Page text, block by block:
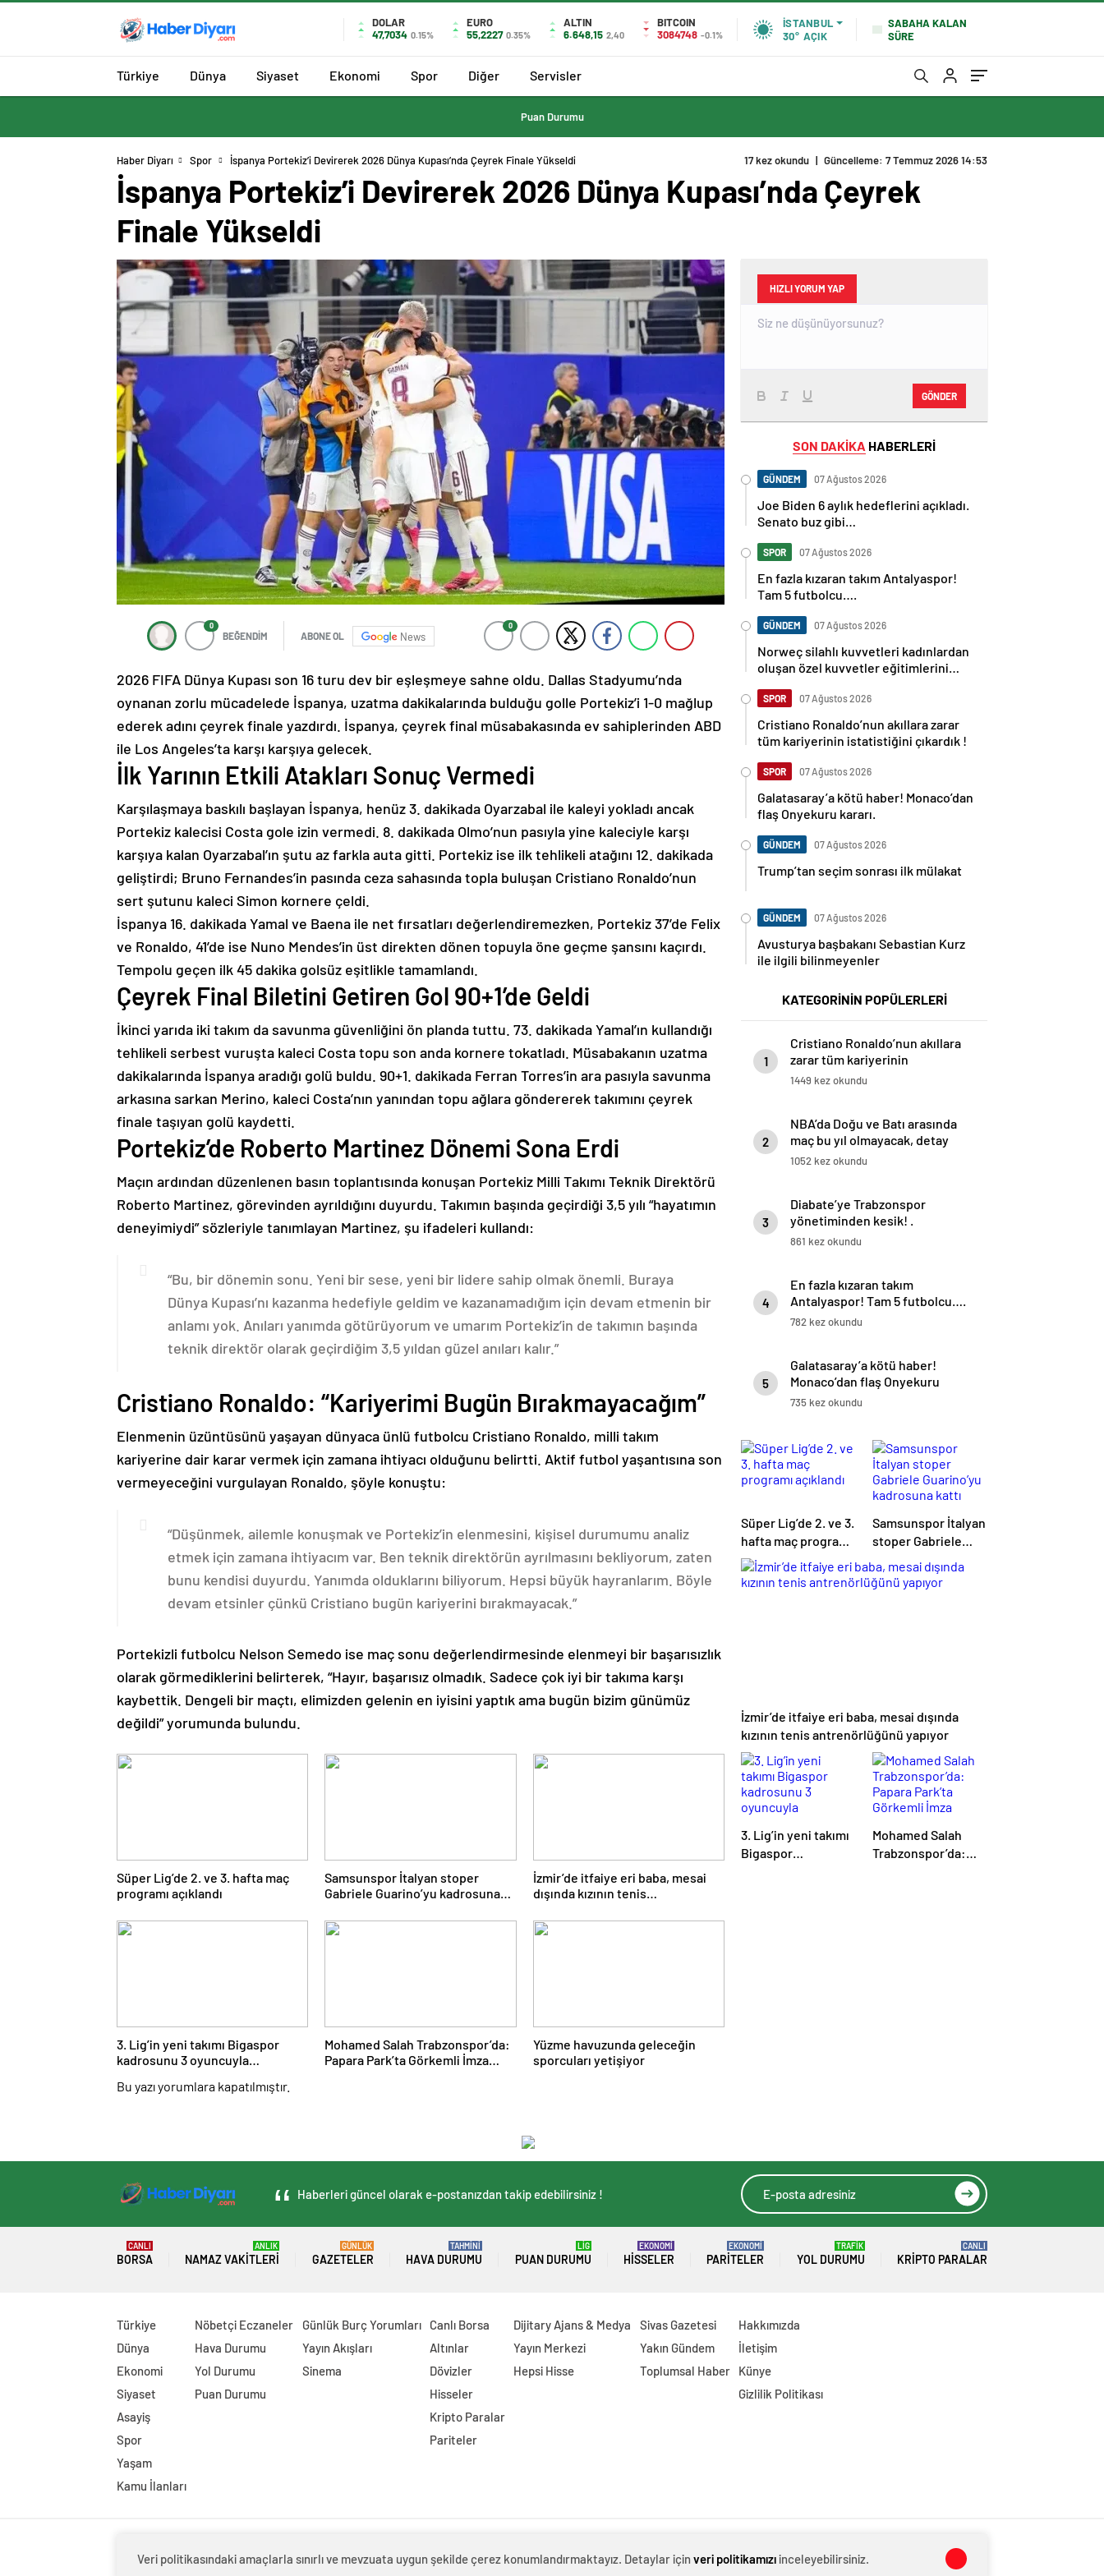
DOLAR
47,7034 0.15%
EURO
55,2227 0.35%
ALTIN
6.648,15 2,40
BITCOIN
3084748 -0.1%
İSTANBUL
30° AÇIK
SABAHA KALAN
SÜRE
Türkiye Dünya Siyaset Ekonomi Spor Diğer Servisler
Puan Durumu
Haber Diyarı Spor İspanya Portekiz’i Devirerek 2026 Dünya Kupası’nda Çeyrek Finale Yükseldi 17 kez okundu | Güncelleme: 7 Temmuz 2026 14:53
İspanya Portekiz’i Devirerek 2026 Dünya Kupası’nda Çeyrek
Finale Yükseldi
0
BEĞENDİM ABONE OL News
0
2026 FIFA Dünya Kupası son 16 turu dev bir eşleşmeye sahne oldu. Dallas Stadyumu’nda
oynanan zorlu mücadelede İspanya, uzatma dakikalarında bulduğu golle Portekiz’i 1-0 mağlup
ederek adını çeyrek finale yazdırdı. İspanya, çeyrek final müsabakasında ev sahiplerinden ABD
ile Los Angeles’ta karşı karşıya gelecek.
İlk Yarının Etkili Atakları Sonuç Vermedi
Karşılaşmaya baskılı başlayan İspanya, henüz 3. dakikada Oyarzabal ile kaleyi yokladı ancak
Portekiz kalecisi Costa gole izin vermedi. 8. dakikada Olmo’nun pasıyla yine kaleciyle karşı
karşıya kalan Oyarzabal’ın şutu az farkla auta gitti. Portekiz ise ilk tehlikeli atağını 12. dakikada
geliştirdi; Bruno Fernandes’in pasında ceza sahasında topla buluşan Cristiano Ronaldo’nun
sert şutunu kaleci Simon kornere çeldi.
İspanya 16. dakikada Yamal ve Baena ile net fırsatları değerlendiremezken, Portekiz 37’de Felix
ve Ronaldo, 41’de ise Nuno Mendes’in üst direkten dönen topuyla öne geçme şansını kaçırdı.
Tempolu geçen ilk 45 dakika golsüz eşitlikle tamamlandı.
Çeyrek Final Biletini Getiren Gol 90+1’de Geldi
İkinci yarıda iki takım da savunma güvenliğini ön planda tuttu. 73. dakikada Yamal’ın kullandığı
tehlikeli serbest vuruşta kaleci Costa topu son anda kornere tokatladı. Müsabakanın uzatma
dakikalarında İspanya aradığı golü buldu. 90+1. dakikada Ferran Torres’in ara pasıyla savunma
arkasına sarkan Merino, kaleci Costa’nın yanından topu ağlara göndererek takımını çeyrek
finale taşıyan golü kaydetti.
Portekiz’de Roberto Martinez Dönemi Sona Erdi
Maçın ardından düzenlenen basın toplantısında konuşan Portekiz Milli Takımı Teknik Direktörü
Roberto Martinez, görevinden ayrıldığını duyurdu. Takımın başında geçirdiği 3,5 yılı “hayatımın
deneyimiydi” sözleriyle tanımlayan Martinez, şu ifadeleri kullandı:
“Bu, bir dönemin sonu. Yeni bir sese, yeni bir lidere sahip olmak önemli. Buraya
Dünya Kupası’nı kazanma hedefiyle geldim ve kazanamadığım için devam etmenin bir
anlamı yok. Anıları yanımda götürüyorum ve umarım Portekiz’in de takımın başında
teknik direktör olarak geçirdiğim 3,5 yıldan güzel anıları kalır.”
Cristiano Ronaldo: “Kariyerimi Bugün Bırakmayacağım”
Elenmenin üzüntüsünü yaşayan dünyaca ünlü futbolcu Cristiano Ronaldo, milli takım
kariyerine dair karar vermek için zamana ihtiyacı olduğunu belirtti. Aktif futbol yaşantısına son
vermeyeceğini vurgulayan Ronaldo, şöyle konuştu:
“Düşünmek, ailemle konuşmak ve Portekiz’in elenmesini, kişisel durumumu analiz
etmek için zamana ihtiyacım var. Ben teknik direktörün ayrılmasını bekliyorum, zaten
bunu kendisi duyurdu. Yanımda olduklarını biliyorum. Hepsi büyük hayranlarım. Böyle
devam etsinler çünkü Cristiano bugün kariyerini bırakmayacak.”
Portekizli futbolcu Nelson Semedo ise maç sonu değerlendirmesinde elenmeyi bir başarısızlık
olarak görmediklerini belirterek, “Hayır, başarısız olmadık. Sadece çok iyi bir takıma karşı
kaybettik. Dengeli bir maçtı, elimizden gelenin en iyisini yaptık ama bugün bizim günümüz
değildi” yorumunda bulundu.
Süper Lig’de 2. ve 3. hafta maç
programı açıklandı
Samsunspor İtalyan stoper
Gabriele Guarino’yu kadrosuna
İzmir’de itfaiye eri baba, mesai
dışında kızının tenis
3. Lig’in yeni takımı Bigaspor
kadrosunu 3 oyuncuyla
Mohamed Salah Trabzonspor’da:
Papara Park’ta Görkemli İmza
Yüzme havuzunda geleceğin
sporcuları yetişiyor
Bu yazı yorumlara kapatılmıştır.
HIZLI YORUM YAP
GÖNDER
SON DAKİKA HABERLERİ
GÜNDEM 07 Ağustos 2026
Joe Biden 6 aylık hedeflerini açıkladı.
Senato buz gibi…
SPOR 07 Ağustos 2026
En fazla kızaran takım Antalyaspor!
Tam 5 futbolcu….
GÜNDEM 07 Ağustos 2026
Norweç silahlı kuvvetleri kadınlardan
oluşan özel kuvvetler eğitimlerini
SPOR 07 Ağustos 2026
Cristiano Ronaldo’nun akıllara zarar
tüm kariyerinin istatistiğini çıkardık !
SPOR 07 Ağustos 2026
Galatasaray’a kötü haber! Monaco’dan
flaş Onyekuru kararı.
GÜNDEM 07 Ağustos 2026
Trump’tan seçim sonrası ilk mülakat
GÜNDEM 07 Ağustos 2026
Avusturya başbakanı Sebastian Kurz
ile ilgili bilinmeyenler
KATEGORİNİN POPÜLERLERİ
1
Cristiano Ronaldo’nun akıllara
zarar tüm kariyerinin
istatistiğini çıkardık !
1449 kez okundu
2
NBA’da Doğu ve Batı arasında
maç bu yıl olmayacak, detay
haberimizde.
1052 kez okundu
3
Diabate’ye Trabzonspor
yönetiminden kesik! .
861 kez okundu
4
En fazla kızaran takım
Antalyaspor! Tam 5 futbolcu….
782 kez okundu
5
Galatasaray’a kötü haber!
Monaco’dan flaş Onyekuru
kararı.
735 kez okundu
Süper Lig’de 2. ve 3.
hafta maç programı
açıklandı
Samsunspor İtalyan
stoper Gabriele
Guarino’yu
kadrosuna kattı
İzmir’de itfaiye eri baba, mesai dışında
kızının tenis antrenörlüğünü yapıyor
3. Lig’in yeni takımı
Bigaspor
Mohamed Salah
Trabzonspor’da:
Haberleri güncel olarak e-postanızdan takip edebilirsiniz !
BORSA
CANLI
NAMAZ VAKITLERI
ANLIK
GAZETELER
GÜNLÜK
HAVA DURUMU
TAHMİNİ
PUAN DURUMU
LİG
HISSELER
EKONOMİ
PARITELER
EKONOMİ
YOL DURUMU
TRAFİK
KRIPTO PARALAR
CANLI
Türkiye
Dünya
Ekonomi
Siyaset
Asayiş
Spor
Yaşam
Kamu İlanları
Nöbetçi Eczaneler
Hava Durumu
Yol Durumu
Puan Durumu
Günlük Burç Yorumları
Yayın Akışları
Sinema
Canlı Borsa
Altınlar
Dövizler
Hisseler
Kripto Paralar
Pariteler
Dijitary Ajans & Medya
Yayın Merkezi
Hepsi Hisse
Sivas Gazetesi
Yakın Gündem
Toplumsal Haber
Hakkımızda
İletişim
Künye
Gizlilik Politikası
Veri politikasındaki amaçlarla sınırlı ve mevzuata uygun şekilde çerez konumlandırmaktayız. Detaylar için veri politikamızıinceleyebilirsiniz.